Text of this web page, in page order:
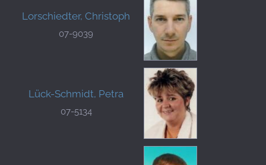
Lorschiedter, Christoph
07-9039
Lück-Schmidt, Petra
07-5134